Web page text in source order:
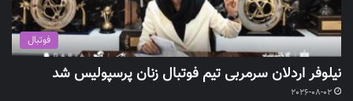
فوتبال
نیلوفر اردلان سرمربی تیم فوتبال زنان پرسپولیس شد
2026-08-02